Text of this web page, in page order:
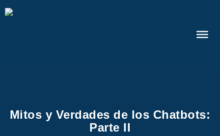
Mitos y Verdades de los Chatbots:
Parte II